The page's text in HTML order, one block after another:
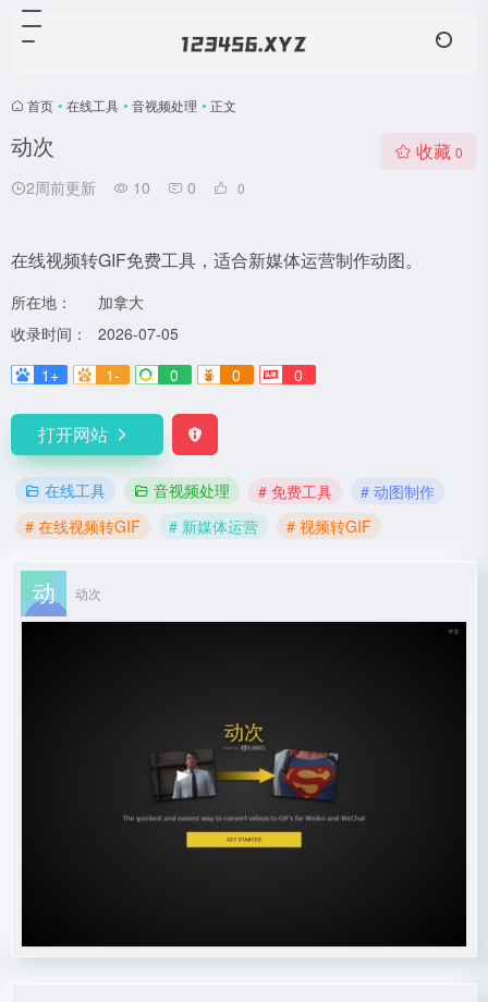
首页 • 在线工具 • 音视频处理 • 正文
动次
2周前更新 10 0 0
收藏 0
在线视频转GIF免费工具，适合新媒体运营制作动图。
所在地：
加拿大
收录时间：
2026-07-05
1+
1- 0 0 0
打开网站
在线工具 音视频处理 # 免费工具
# 动图制作
# 在线视频转GIF
# 新媒体运营 # 视频转GIF
动次